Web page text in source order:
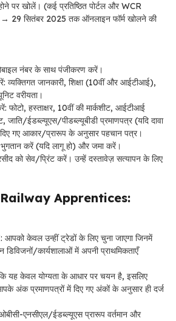
पर खोलें। (कई प्रतिष्ठित पोर्टल और WCR
29 सितंबर 2025 तक ऑनलाइन फॉर्म खोलने की
नंबर के साथ पंजीकरण करें।
व्यक्तिगत जानकारी, शिक्षा (10वीं और आईटीआई),
वरीयता।
फोटो, हस्ताक्षर, 10वीं की मार्कशीट, आईटीआई
जाति/ईडब्ल्यूएस/पीडब्ल्यूबीडी प्रमाणपत्र (यदि दावा
दिए गए आकार/प्रारूप के अनुसार पहचान पत्र।
करें (यदि लागू हो) और जमा करें।
को सेव/प्रिंट करें। उन्हें दस्तावेज़ सत्यापन के लिए
Apprentices:
केवल उन्हीं ट्रेडों के लिए चुना जाएगा जिनमें
डिविजनों/कार्यशालाओं में अपनी प्राथमिकताएँ
यह केवल योग्यता के आधार पर चयन है, इसलिए
अंक प्रमाणपत्रों में दिए गए अंकों के अनुसार ही दर्ज
एनसीएल/ईडब्ल्यूएस प्रारूप वर्तमान और